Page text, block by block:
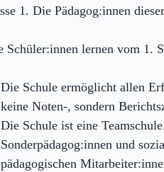
1. Die Pädagog:innen
Schüler:innen lernen vom 1.
Die Schule ermöglicht allen
keine Noten-, sondern
Die Schule ist eine
Sonderpädagog:innen und
pädagogischen